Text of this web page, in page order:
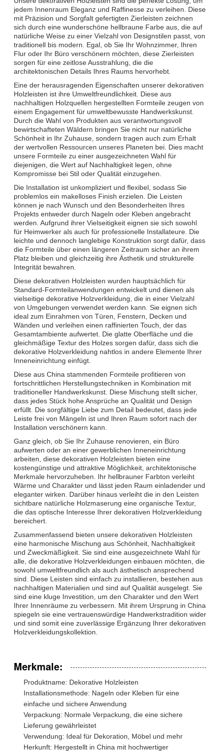
jedem Innenraum Eleganz und Raffinesse zu verleihen. Diese
mit Präzision und Sorgfalt gefertigten Zierleisten zeichnen
sich durch eine wunderschöne hellbraune Farbe aus, die auf
natürliche Weise zu einer Vielzahl von Designstilen passt, von
traditionell bis modern. Egal, ob Sie Ihr Wohnzimmer, Ihren
Flur oder Ihr Büro verschönern möchten, diese Zierleisten
sorgen für eine zeitlose Ausstrahlung, die die
architektonischen Details Ihres Raums hervorhebt.
Eine der herausragenden Eigenschaften unserer dekorativen
Holzleisten ist ihre Umweltfreundlichkeit. Diese aus
nachhaltigen Holzquellen hergestellten Formteile zeugen von
einem Engagement für umweltbewusste Handwerkskunst.
Durch die Wahl von Produkten aus verantwortungsvoll
bewirtschafteten Wäldern bringen Sie nicht nur natürliche
Schönheit in Ihr Zuhause, sondern tragen auch zum Erhalt
der wertvollen Ressourcen unseres Planeten bei. Dies macht
unsere Formteile zu einer ausgezeichneten Wahl für
diejenigen, die Wert auf Nachhaltigkeit legen, ohne
Kompromisse bei Stil oder Qualität einzugehen.
Die Installation ist unkompliziert und flexibel, sodass Sie
problemlos ein makelloses Finish erzielen. Die Leisten
können je nach Wunsch und den Besonderheiten Ihres
Projekts entweder durch Nageln oder Kleben angebracht
werden. Aufgrund ihrer Vielseitigkeit eignen sie sich sowohl
für Heimwerker als auch für professionelle Installateure. Die
leichte und dennoch langlebige Konstruktion sorgt dafür, dass
die Formteile über einen längeren Zeitraum sicher an ihrem
Platz bleiben und gleichzeitig ihre Ästhetik und strukturelle
Integrität bewahren.
Diese dekorativen Holzleisten wurden hauptsächlich für
Standard-Formteilanwendungen entwickelt und dienen als
vielseitige dekorative Holzverkleidung, die in einer Vielzahl
von Umgebungen verwendet werden kann. Sie eignen sich
ideal zum Einrahmen von Türen, Fenstern, Decken und
Wänden und verleihen einen raffinierten Touch, der das
Gesamtambiente aufwertet. Die glatte Oberfläche und die
gleichmäßige Textur des Holzes sorgen dafür, dass sich die
dekorative Holzverkleidung nahtlos in andere Elemente Ihrer
Inneneinrichtung einfügt.
Diese aus China stammenden Formteile profitieren von
fortschrittlichen Herstellungstechniken in Kombination mit
traditioneller Handwerkskunst. Diese Mischung stellt sicher,
dass jedes Stück hohe Ansprüche an Qualität und Design
erfüllt. Die sorgfältige Liebe zum Detail bedeutet, dass jede
Leiste frei von Mängeln ist und Ihren Raum sofort nach der
Installation verschönern kann.
Ganz gleich, ob Sie Ihr Zuhause renovieren, ein Büro
aufwerten oder an einer gewerblichen Inneneinrichtung
arbeiten, diese dekorativen Holzleisten bieten eine
kostengünstige und attraktive Möglichkeit, architektonische
Merkmale hervorzuheben. Ihr hellbrauner Farbton verleiht
Wärme und Charakter und lässt jeden Raum einladender und
eleganter wirken. Darüber hinaus verleiht die in den Leisten
sichtbare natürliche Holzmaserung eine organische Textur,
die das optische Interesse Ihrer dekorativen Holzverkleidung
bereichert.
Zusammenfassend bieten unsere dekorativen Holzleisten
eine harmonische Mischung aus Schönheit, Nachhaltigkeit
und Zweckmäßigkeit. Sie sind eine ausgezeichnete Wahl für
alle, die dekorative Holzverkleidungen einbauen möchten, die
sowohl umweltfreundlich als auch ästhetisch ansprechend
sind. Diese Leisten sind einfach zu installieren, bestehen aus
nachhaltigen Materialien und sind auf Qualität ausgelegt. Sie
sind eine kluge Investition, um den Charakter und den Wert
Ihrer Innenräume zu verbessern. Mit ihrem Ursprung in China
spiegeln sie eine vertrauenswürdige Handwerkstradition wider
und sind somit eine zuverlässige Ergänzung Ihrer dekorativen
Holzverkleidungskollektion.
Merkmale:
Produktname: Dekorative Holzleisten
Installationsmethode: Nageln oder Kleben für eine
einfache und sichere Anwendung
Verpackung: Normale Verpackung, die eine sichere
Lieferung gewährleistet
Verwendung: Ideal für Dekoration, Möbel und mehr
Herkunft: Hergestellt in China mit hochwertiger